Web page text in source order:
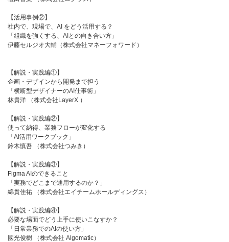
【活用事例②】
社内で、現場で、AI をどう活用する？
「組織を強くする、AIとの向き合い方」
伊藤セルジオ大輔（株式会社マネーフォワード）
【解説・実践編①】
企画・デザインから開発まで担う
「横断型デザイナーのAI仕事術」
林貴洋 （株式会社LayerX ）
【解説・実践編②】
使って納得、業務フローが変化する
「AI活用ワークブック」
鈴木慎吾 （株式会社つみき）
【解説・実践編③】
Figma AIのできること
「実務でどこまで通用するのか？」
綿貫佳祐 （株式会社エイチームホールディングス）
【解説・実践編④】
必要な場面でどう上手に使いこなすか？
「日常業務でのAIの使い方」
國光俊樹 （株式会社 Algomatic）